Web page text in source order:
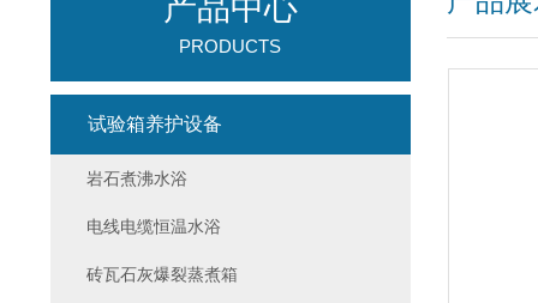
产品中心
PRODUCTS
试验箱养护设备
岩石煮沸水浴
电线电缆恒温水浴
砖瓦石灰爆裂蒸煮箱